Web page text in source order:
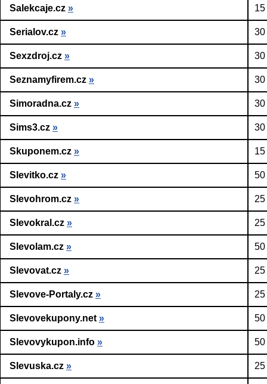
Salekcaje.cz »
Serialov.cz » 30
Sexzdroj.cz » 30
Seznamyfirem.cz » 30
Simoradna.cz » 30
Sims3.cz » 30
Skuponem.cz »
Slevitko.cz » 50
Slevohrom.cz »
Slevokral.cz »
Slevolam.cz » 50
Slevovat.cz »
Slevove-Portaly.cz »
Slevovekupony.net » 50
Slevovykupon.info » 50
Slevuska.cz »